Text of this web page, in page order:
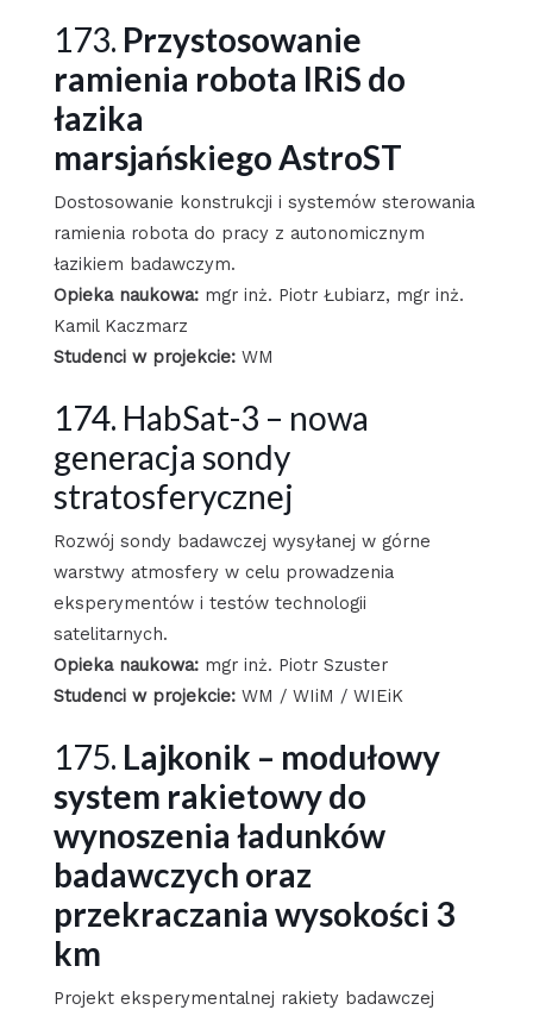
173. Przystosowanie
ramienia robota IRiS do
łazika
marsjańskiego AstroST
Dostosowanie konstrukcji i systemów sterowania
ramienia robota do pracy z autonomicznym
łazikiem badawczym.
Opieka naukowa:mgr inż. Piotr Łubiarz, mgr inż.
Kamil Kaczmarz
Studenci w projekcie: WM
174. HabSat-3 – nowa
generacja sondy
stratosferycznej
Rozwój sondy badawczej wysyłanej w górne
warstwy atmosfery w celu prowadzenia
eksperymentów i testów technologii
satelitarnych.
Opieka naukowa:mgr inż. Piotr Szuster
Studenci w projekcie: WM / WIiM / WIEiK
175. Lajkonik – modułowy
system rakietowy do
wynoszenia ładunków
badawczych oraz
przekraczania wysokości 3
km
Projekt eksperymentalnej rakiety badawczej